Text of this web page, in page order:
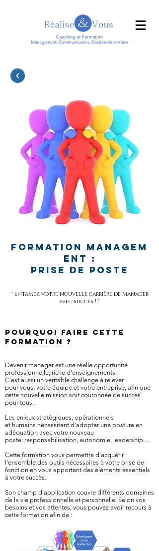
Formation Managem
ent :
prise de poste
" Entamez votre nouvelle carrière de Manager
avec succès ! "
Pourquoi faire cette
formation ?
Devenir manager est une réelle opportunité
professionnelle, riche d'enseignements.
C'est aussi un véritable challenge à relever
pour vous, votre équipe et votre entreprise, afin que
cette nouvelle mission soit couronnée de succès
pour tous.
Les enjeux stratégiques, opérationnels
et humains nécessitent d'adopter une posture en
adéquation avec votre nouveau
poste: responsabilisation, autonomie, leadership ...
Cette formation vous permettra d'acquérir
l'ensemble des outils nécessaires à votre prise de
fonction en vous apportant des éléments essentiels
à votre succès.
Son champ d'application couvre différents domaines
de la vie professionnelle et personnelle. Selon vos
besoins et vos attentes, vous pouvez avoir recours à
cette formation afin de :